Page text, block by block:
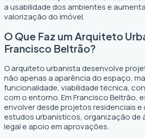
a usabilidade dos ambientes e
valorização do imóvel.
O Que Faz um Arquiteto
Francisco Beltrão?
O arquiteto urbanista desenvolve
não apenas a aparência do espaço,
funcionalidade, viabilidade técnica,
com o entorno. Em Francisco Beltrão,
envolver desde projetos residenciais e
estudos urbanísticos, organização de
legal e apoio em aprovações.